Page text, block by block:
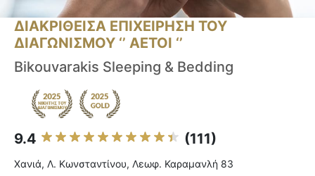
ΔΙΑΚΡΙΘΕΙΣΑ ΕΠΙΧΕΙΡΗΣΗ ΤΟΥ
ΔΙΑΓΩΝΙΣΜΟΥ ‘’ ΑΕΤΟΙ ‘’
Bikouvarakis Sleeping & Bedding
9.4 (111)
Χανιά, Λ. Κωνσταντίνου, Λεωφ. Καραμανλή 83